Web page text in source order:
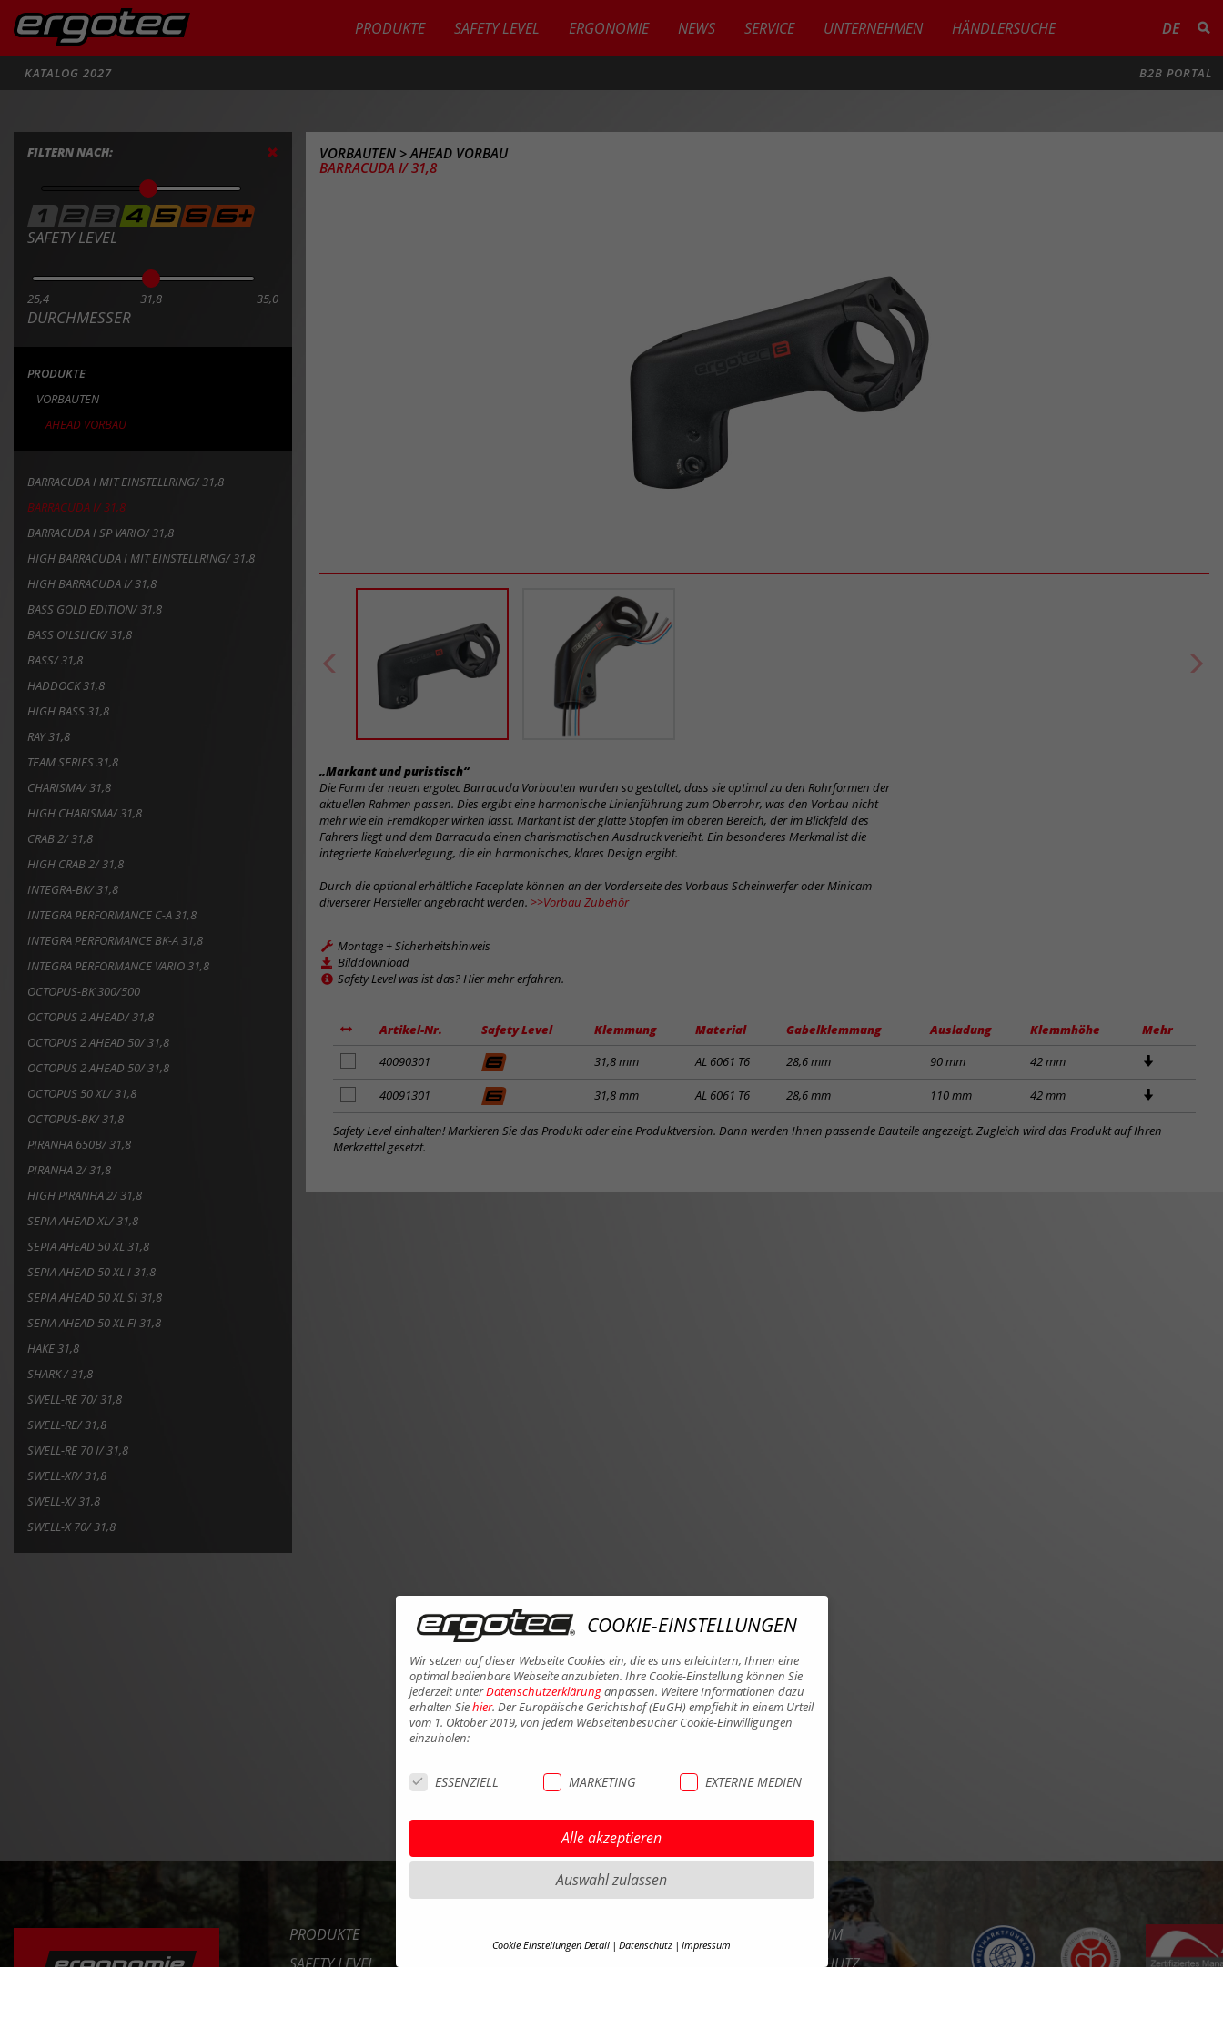
PRODUKTE SAFETY LEVEL ERGONOMIE NEWS SERVICE UNTERNEHMEN HÄNDLERSUCHE DE
KATALOG 2027 B2B PORTAL
FILTERN NACH:
SAFETY LEVEL
25,4 31,8 35,0
DURCHMESSER
PRODUKTE
VORBAUTEN
AHEAD VORBAU
BARRACUDA I MIT EINSTELLRING/ 31,8
BARRACUDA I/ 31,8
BARRACUDA I SP VARIO/ 31,8
HIGH BARRACUDA I MIT EINSTELLRING/ 31,8
HIGH BARRACUDA I/ 31,8
BASS GOLD EDITION/ 31,8
BASS OILSLICK/ 31,8
BASS/ 31,8
HADDOCK 31,8
HIGH BASS 31,8
RAY 31,8
TEAM SERIES 31,8
CHARISMA/ 31,8
HIGH CHARISMA/ 31,8
CRAB 2/ 31,8
HIGH CRAB 2/ 31,8
INTEGRA-BK/ 31,8
INTEGRA PERFORMANCE C-A 31,8
INTEGRA PERFORMANCE BK-A 31,8
INTEGRA PERFORMANCE VARIO 31,8
OCTOPUS-BK 300/500
OCTOPUS 2 AHEAD/ 31,8
OCTOPUS 2 AHEAD 50/ 31,8
OCTOPUS 2 AHEAD 50/ 31,8
OCTOPUS 50 XL/ 31,8
OCTOPUS-BK/ 31,8
PIRANHA 650B/ 31,8
PIRANHA 2/ 31,8
HIGH PIRANHA 2/ 31,8
SEPIA AHEAD XL/ 31,8
SEPIA AHEAD 50 XL 31,8
SEPIA AHEAD 50 XL I 31,8
SEPIA AHEAD 50 XL SI 31,8
SEPIA AHEAD 50 XL FI 31,8
HAKE 31,8
SHARK / 31,8
SWELL-RE 70/ 31,8
SWELL-RE/ 31,8
SWELL-RE 70 I/ 31,8
SWELL-XR/ 31,8
SWELL-X/ 31,8
SWELL-X 70/ 31,8
VORBAUTEN >AHEAD VORBAU
BARRACUDA I/ 31,8
„Markant und puristisch“
Die Form der neuen ergotec Barracuda Vorbauten wurden so gestaltet, dass sie optimal zu den Rohrformen der
aktuellen Rahmen passen. Dies ergibt eine harmonische Linienführung zum Oberrohr, was den Vorbau nicht
mehr wie ein Fremdköper wirken lässt. Markant ist der glatte Stopfen im oberen Bereich, der im Blickfeld des
Fahrers liegt und dem Barracuda einen charismatischen Ausdruck verleiht. Ein besonderes Merkmal ist die
integrierte Kabelverlegung, die ein harmonisches, klares Design ergibt.
Durch die optional erhältliche Faceplate können an der Vorderseite des Vorbaus Scheinwerfer oder Minicam
diverserer Hersteller angebracht werden. >>Vorbau Zubehör
Montage + Sicherheitshinweis
Bilddownload
Safety Level was ist das? Hier mehr erfahren.
Artikel-Nr. Safety Level Klemmung Material Gabelklemmung Ausladung Klemmhöhe
Mehr
zum
Merkzettel
hinzufügen
40090301 31,8 mm AL 6061 T6 28,6 mm 90 mm 42 mm
zum
Merkzettel
hinzufügen
40091301 31,8 mm AL 6061 T6 28,6 mm 110 mm 42 mm
Safety Level einhalten! Markieren Sie das Produkt oder eine Produktversion. Dann werden Ihnen passende Bauteile angezeigt. Zugleich wird das Produkt auf Ihren
Merkzettel gesetzt.
PRODUKTE
SAFETY LEVEL
IMPRESSUM
DATENSCHUTZ
COOKIE-EINSTELLUNGEN
Wir setzen auf dieser Webseite Cookies ein, die es uns erleichtern, Ihnen eine
optimal bedienbare Webseite anzubieten. Ihre Cookie-Einstellung können Sie
jederzeit unterDatenschutzerklärunganpassen. Weitere Informationen dazu
erhalten Siehier. Der Europäische Gerichtshof (EuGH) empfiehlt in einem Urteil
vom 1. Oktober 2019, von jedem Webseitenbesucher Cookie-Einwilligungen
einzuholen:
ESSENZIELL MARKETING EXTERNE MEDIEN
Alle akzeptieren
Auswahl zulassen
Cookie Einstellungen Detail Datenschutz Impressum